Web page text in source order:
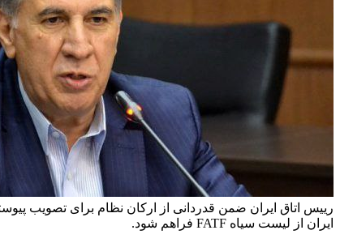
ایران از لیست سیاه FATF فراهم شود.